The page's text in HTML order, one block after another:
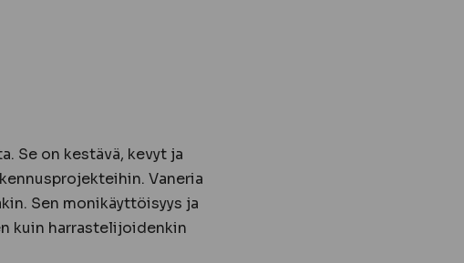
Se on kestävä, kevyt ja
Vaneria
Sen monikäyttöisyys ja
kuin harrastelijoidenkin